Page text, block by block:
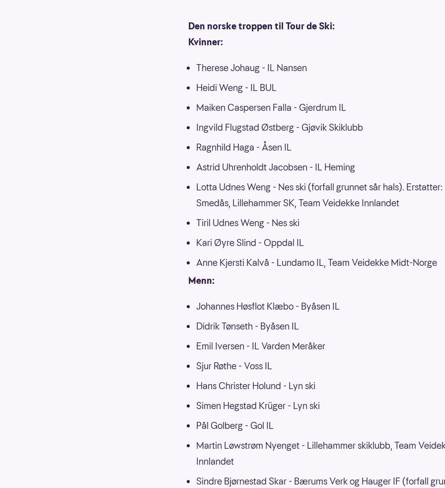
Den norske troppen til Tour de Ski:
Kvinner:
Therese Johaug - IL Nansen
Heidi Weng - IL BUL
Maiken Caspersen Falla - Gjerdrum IL
Ingvild Flugstad Østberg - Gjøvik Skiklubb
Ragnhild Haga - Åsen IL
Astrid Uhrenholdt Jacobsen - IL Heming
Lotta Udnes Weng - Nes ski (forfall grunnet sår hals).
Smedås, Lillehammer SK, Team Veidekke Innlandet
Tiril Udnes Weng - Nes ski
Kari Øyre Slind - Oppdal IL
Anne Kjersti Kalvå - Lundamo IL, Team Veidekke Midt-Norge
Menn:
Johannes Høsflot Klæbo - Byåsen IL
Didrik Tønseth - Byåsen IL
Emil Iversen - IL Varden Meråker
Sjur Røthe - Voss IL
Hans Christer Holund - Lyn ski
Simen Hegstad Krüger - Lyn ski
Pål Golberg - Gol IL
Martin Løwstrøm Nyenget - Lillehammer skiklubb, Team
Innlandet
Sindre Bjørnestad Skar - Bærums Verk og Hauger IF (forfall